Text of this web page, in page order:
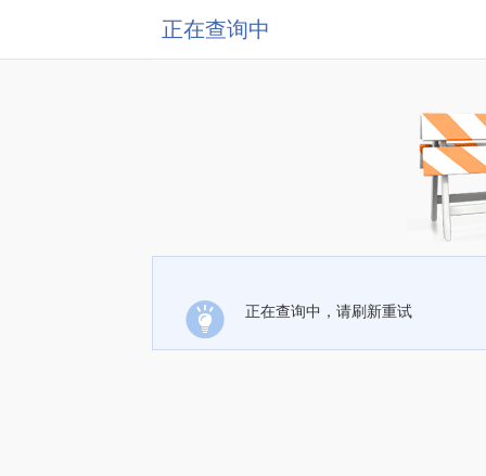
正在查询中
正在查询中，请刷新重试